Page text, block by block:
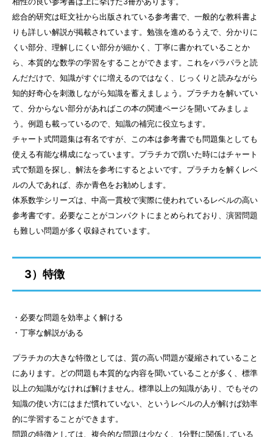
総合的研究は旺文社から出版されている参考書で、一般的な教科書よ
りも詳しい解説が掲載されています。勉強を進めるうえで、分かりに
くい部分、理解しにくい部分が細かく、丁寧に書かれていることか
ら、本質的な数学の学習をすることができます。これをパラパラと読
んだだけで、知識がすぐに増えるのではなく、じっくりと読みながら
知的好奇心を刺激しながら知識を蓄えましょう。プラチカを解いてい
て、分からない部分があればこの本の関連ページを開いてみましょ
う。例題も載っているので、知識の補完に役立ちます。
チャート式問題集は有名ですが、この本は参考書でも問題集としても
使える有能な構成になっています。プラチカで躓いた時にはチャート
式で類題を探し、解法を参考にするとよいです。プラチカを解くレベ
ルの人であれば、赤か青色をお勧めします。
体系数学シリーズは、中高一貫校で実際に使われているレベルの高い
参考書です。必要なことがコンパクトにまとめられており、演習問題
も難しい問題が多く収録されています。
3）特徴
・必要な問題を効率よく解ける
・丁寧な解説がある
プラチカの大きな特徴としては、質の高い問題が凝縮されていること
にあります。どの問題も本質的な内容を聞いていることが多く、標準
以上の知識がなければ解けません。標準以上の知識があり、でもその
知識の使い方にはまだ慣れていない、というレベルの人が解けば効率
的に学習することができます。
問題の特徴としては、複合的な問題は少なく、1分野に関係している